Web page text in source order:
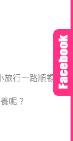
旅行一路順暢。
呢？